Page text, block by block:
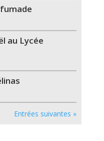
au Lycée
Entrées suivantes »